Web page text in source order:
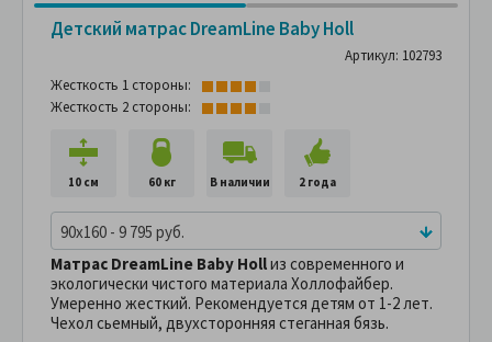
Детский матрас DreamLine Baby Holl
Артикул: 102793
Жесткость 1 стороны:
Жесткость 2 стороны:
10 см 60 кг В наличии 2 года
90x160 - 9 795 руб.
Матрас DreamLine Baby Hollиз современного и
экологически чистого материала Холлофайбер.
Умеренно жесткий. Рекомендуется детям от 1-2 лет.
Чехол сьемный, двухсторонняя стеганная бязь.